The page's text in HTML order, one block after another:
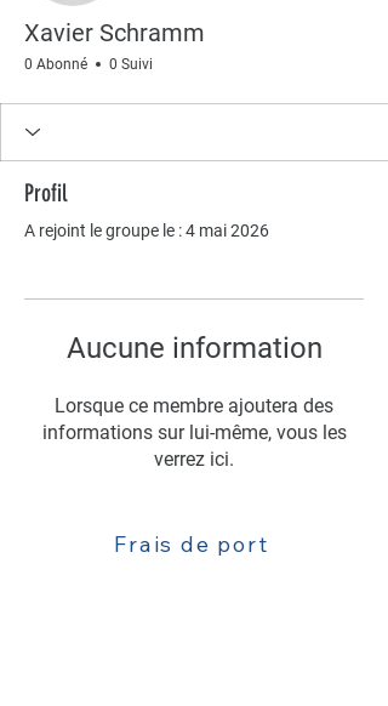
Xavier Schramm
0 Abonné 0 Suivi
Profil
A rejoint le groupe le : 4 mai 2026
Aucune information
Lorsque ce membre ajoutera des
informations sur lui-même, vous les
verrez ici.
Frais de port